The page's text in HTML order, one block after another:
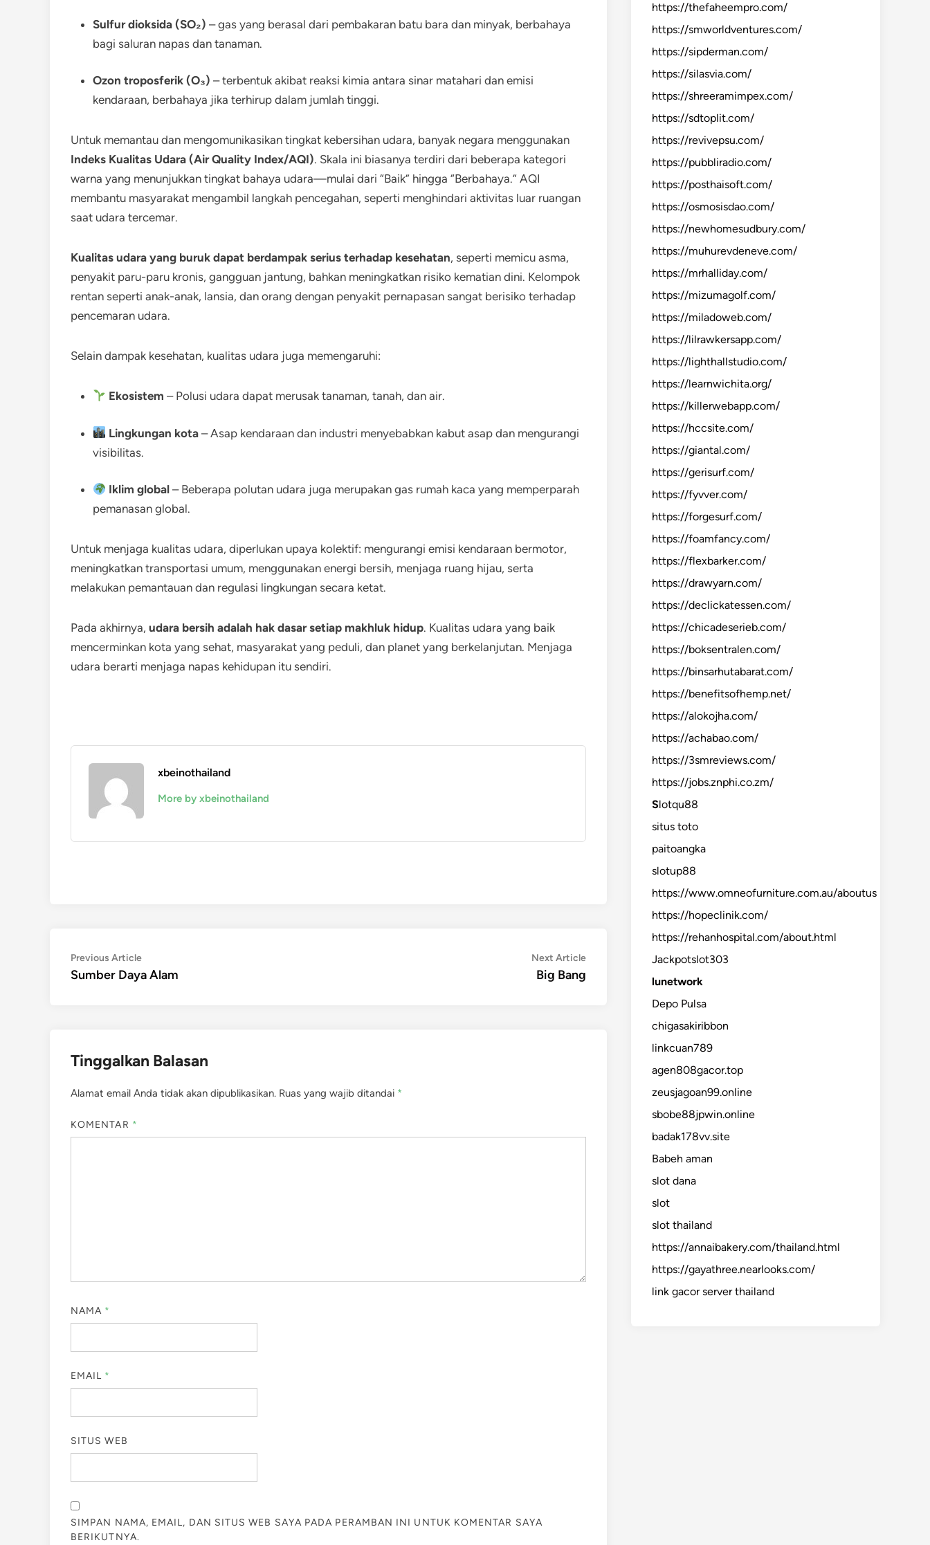
Sulfur dioksida (SO₂) – gas yang berasal dari pembakaran batu bara dan minyak, berbahaya
bagi saluran napas dan tanaman.
Ozon troposferik (O₃) – terbentuk akibat reaksi kimia antara sinar matahari dan emisi
kendaraan, berbahaya jika terhirup dalam jumlah tinggi.
Untuk memantau dan mengomunikasikan tingkat kebersihan udara, banyak negara menggunakan
Indeks Kualitas Udara (Air Quality Index/AQI). Skala ini biasanya terdiri dari beberapa kategori
warna yang menunjukkan tingkat bahaya udara—mulai dari “Baik” hingga “Berbahaya.” AQI
membantu masyarakat mengambil langkah pencegahan, seperti menghindari aktivitas luar ruangan
saat udara tercemar.
Kualitas udara yang buruk dapat berdampak serius terhadap kesehatan, seperti memicu asma,
penyakit paru-paru kronis, gangguan jantung, bahkan meningkatkan risiko kematian dini. Kelompok
rentan seperti anak-anak, lansia, dan orang dengan penyakit pernapasan sangat berisiko terhadap
pencemaran udara.
Selain dampak kesehatan, kualitas udara juga memengaruhi:
Ekosistem – Polusi udara dapat merusak tanaman, tanah, dan air.
Lingkungan kota – Asap kendaraan dan industri menyebabkan kabut asap dan mengurangi
visibilitas.
Iklim global – Beberapa polutan udara juga merupakan gas rumah kaca yang memperparah
pemanasan global.
Untuk menjaga kualitas udara, diperlukan upaya kolektif: mengurangi emisi kendaraan bermotor,
meningkatkan transportasi umum, menggunakan energi bersih, menjaga ruang hijau, serta
melakukan pemantauan dan regulasi lingkungan secara ketat.
Pada akhirnya, udara bersih adalah hak dasar setiap makhluk hidup. Kualitas udara yang baik
mencerminkan kota yang sehat, masyarakat yang peduli, dan planet yang berkelanjutan. Menjaga
udara berarti menjaga napas kehidupan itu sendiri.
xbeinothailand
More by xbeinothailand
Navigasi
pos
Previous ArticlePrevious
article:
Sumber Daya Alam
Next ArticleNext
Big Bang
Tinggalkan Balasan
Alamat email Anda tidak akan dipublikasikan. Ruas yang wajib ditandai *
KOMENTAR *
NAMA *
EMAIL *
SITUS WEB
SIMPAN NAMA, EMAIL, DAN SITUS WEB SAYA PADA PERAMBAN INI UNTUK KOMENTAR SAYA
BERIKUTNYA.
https://thefaheempro.com/
https://smworldventures.com/
https://sipderman.com/
https://silasvia.com/
https://shreeramimpex.com/
https://sdtoplit.com/
https://revivepsu.com/
https://pubbliradio.com/
https://posthaisoft.com/
https://osmosisdao.com/
https://newhomesudbury.com/
https://muhurevdeneve.com/
https://mrhalliday.com/
https://mizumagolf.com/
https://miladoweb.com/
https://lilrawkersapp.com/
https://lighthallstudio.com/
https://learnwichita.org/
https://killerwebapp.com/
https://hccsite.com/
https://giantal.com/
https://gerisurf.com/
https://fyvver.com/
https://forgesurf.com/
https://foamfancy.com/
https://flexbarker.com/
https://drawyarn.com/
https://declickatessen.com/
https://chicadeserieb.com/
https://boksentralen.com/
https://binsarhutabarat.com/
https://benefitsofhemp.net/
https://alokojha.com/
https://achabao.com/
https://3smreviews.com/
https://jobs.znphi.co.zm/
Slotqu88
situs toto
paitoangka
slotup88
https://www.omneofurniture.com.au/aboutus
https://hopeclinik.com/
https://rehanhospital.com/about.html
Jackpotslot303
lunetwork
Depo Pulsa
chigasakiribbon
linkcuan789
agen808gacor.top
zeusjagoan99.online
sbobe88jpwin.online
badak178vv.site
Babeh aman
slot dana
slot
slot thailand
https://annaibakery.com/thailand.html
https://gayathree.nearlooks.com/
link gacor server thailand